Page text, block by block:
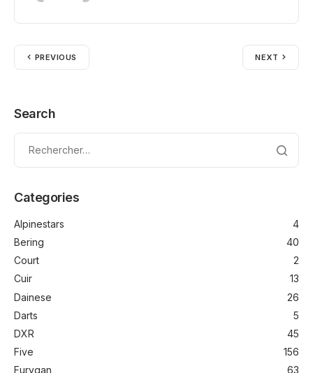
PREVIOUS NEXT
Search
Categories
Alpinestars
4
Bering
40
Court
2
Cuir
13
Dainese
26
Darts
5
DXR
45
Five
156
Furygan
63